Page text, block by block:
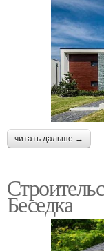
читать дальше →
Беседка